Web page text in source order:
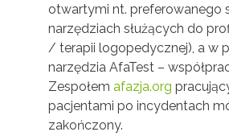
otwartymi nt. preferowanego
narzędziach służących do
/ terapii logopedycznej), a w
narzędzia AfaTest –
Zespołem afazja.org
pacjentami po incydentach
zakończony.